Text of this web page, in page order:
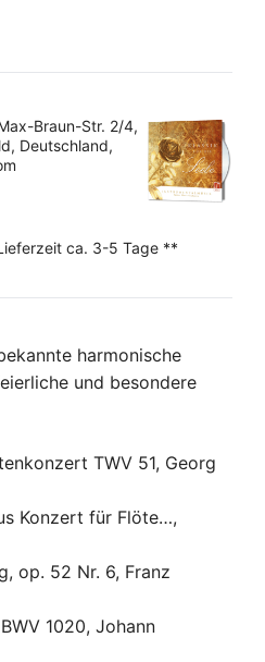
Braun-Str. 2/4,
Deutschland,
ca. 3-5 Tage **
harmonische
und besondere
TWV 51, Georg
Konzert für Flöte…,
op. 52 Nr. 6, Franz
1020, Johann